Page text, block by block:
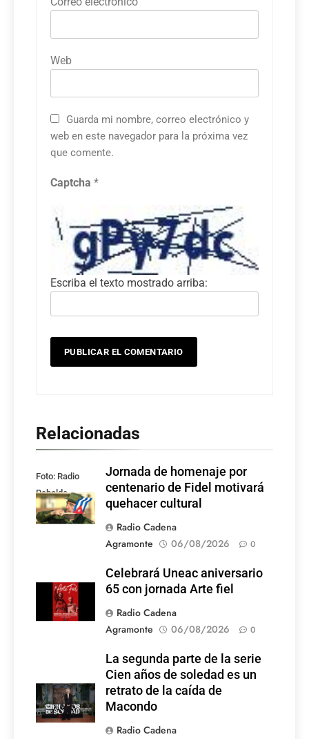
Web
Guarda mi nombre, correo electrónico y
web en este navegador para la próxima vez
que comente.
Captcha *
Escriba el texto mostrado arriba:
Relacionadas
Foto: Radio
Rebelde
Jornada de homenaje por
centenario de Fidel motivará
quehacer cultural
Radio Cadena
Agramonte
06/08/2026 0
Celebrará Uneac aniversario
65 con jornada Arte fiel
Radio Cadena
Agramonte
06/08/2026 0
La segunda parte de la serie
Cien años de soledad es un
retrato de la caída de
Macondo
Radio Cadena